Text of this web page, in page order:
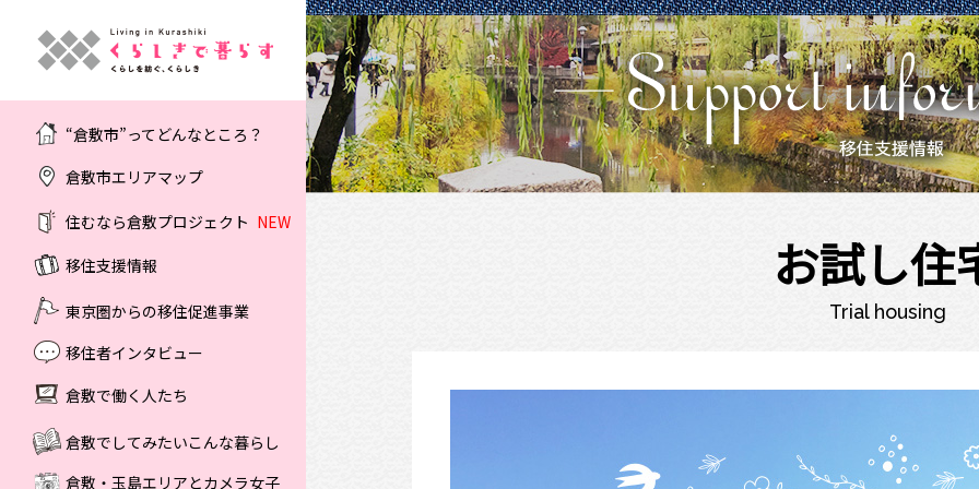
“倉敷市”ってどんなところ？
倉敷市エリアマップ
住むなら倉敷プロジェクト NEW
移住支援情報
東京圏からの移住促進事業
移住者インタビュー
倉敷で働く人たち
倉敷でしてみたいこんな暮らし
倉敷・玉島エリアとカメラ女子
お試し住
Trial housing